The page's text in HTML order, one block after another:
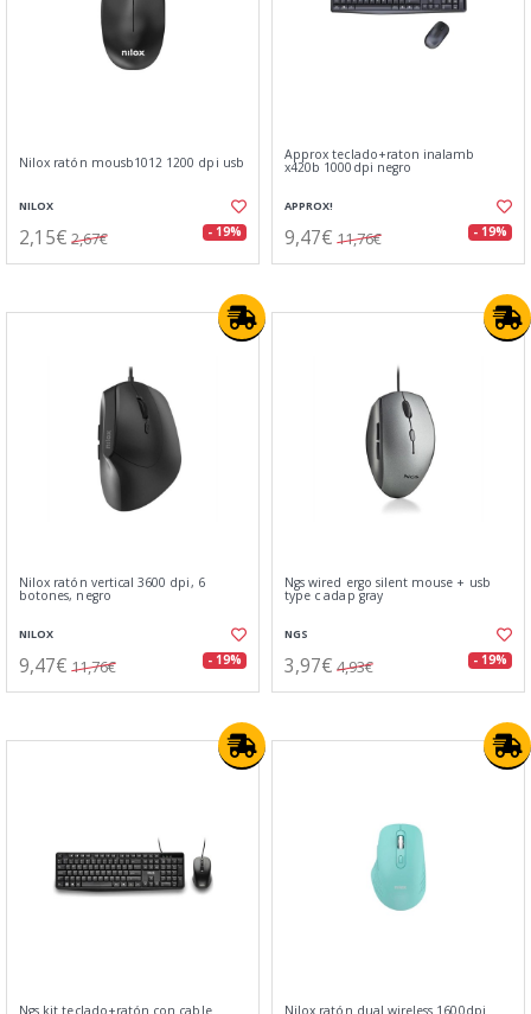
Nilox ratón mousb1012 1200 dpi usb
NILOX
2,15€ 2,67€ - 19%
Approx teclado+raton inalamb
x420b 1000dpi negro
APPROX!
9,47€ 11,76€ - 19%
Nilox ratón vertical 3600 dpi, 6
botones, negro
NILOX
9,47€ 11,76€ - 19%
Ngs wired ergo silent mouse + usb
type c adap gray
NGS
3,97€ 4,93€ - 19%
Ngs kit teclado+ratón con cable Nilox ratón dual wireless 1600dpi